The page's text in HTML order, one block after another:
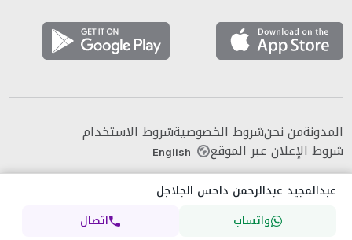
المدونةمن نحنشروط الخصوصيةشروط الاستخدام
شروط الإعلان عبر الموقع English
عبدالمجيد عبدالرحمن داحس الجلاجل
واتساب
اتصال